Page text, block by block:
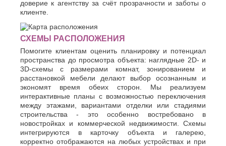
доверие к агентству за счёт прозрачности и заботы о
клиенте.
СХЕМЫ РАСПОЛОЖЕНИЯ
Помогите клиентам оценить планировку и потенциал
пространства до просмотра объекта: наглядные 2D- и
3D-схемы с размерами комнат, зонированием и
расстановкой мебели делают выбор осознанным и
экономят время обеих сторон. Мы реализуем
интерактивные планы с возможностью переключения
между этажами, вариантами отделки или стадиями
строительства - это особенно востребовано в
новостройках и коммерческой недвижимости. Схемы
интегрируются в карточку объекта и галерею,
корректно отображаются на любых устройствах и при